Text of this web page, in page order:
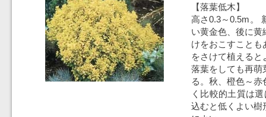
【落葉低木】
高さ0.3～0.5m。
い黄金色、後に黄
けをおこすことも
をさけて植える
落葉をしても再萌
る。秋、橙色～
く比較的土質は
込むと低くよい樹